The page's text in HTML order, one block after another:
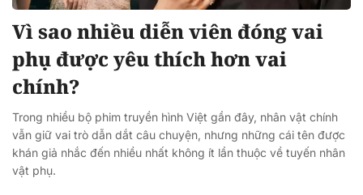
Vì sao nhiều diễn viên đóng vai
phụ được yêu thích hơn vai
chính?
Trong nhiều bộ phim truyền hình Việt gần đây, nhân vật chính
vẫn giữ vai trò dẫn dắt câu chuyện, nhưng những cái tên được
khán giả nhắc đến nhiều nhất không ít lần thuộc về tuyến nhân
vật phụ.